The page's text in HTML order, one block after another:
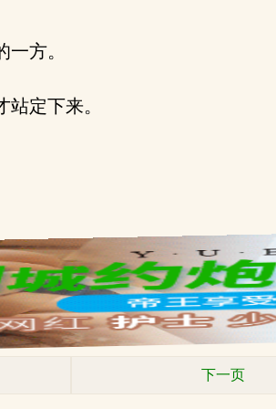
方。
定下来。
下一页